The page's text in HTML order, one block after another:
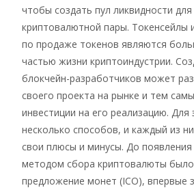
чтобы создать пул ликвидности
криптовалютной пары. Токенсейлы
по продаже токенов являются
частью жизни криптоиндустрии.
блокчейн-разработчиков может
своего проекта на рынке и тем
инвестиции на его реализацию. Для
несколько способов, и каждый из
свои плюсы и минусы. До
методом сбора криптовалюты
предложение монет (ICO), впервые